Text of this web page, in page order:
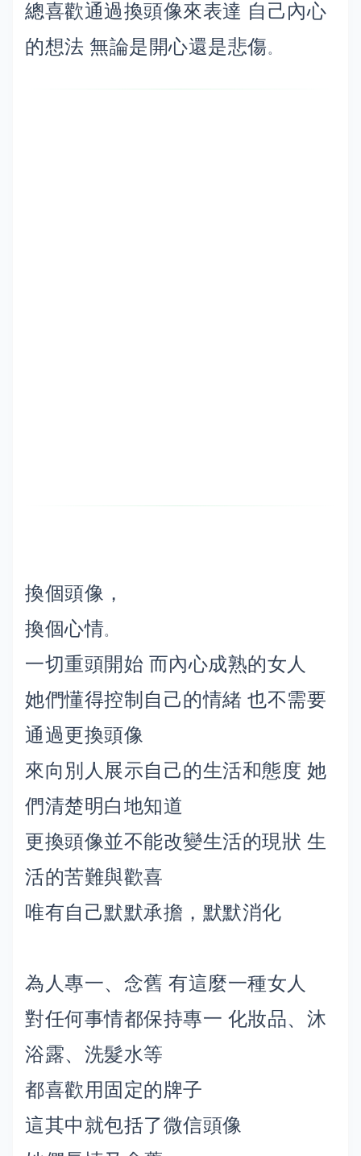
總喜歡通過換頭像來表達 自己內心
的想法 無論是開心還是悲傷。
換個頭像，
換個心情。
一切重頭開始 而內心成熟的女人
她們懂得控制自己的情緒 也不需要
通過更換頭像
來向別人展示自己的生活和態度 她
們清楚明白地知道
更換頭像並不能改變生活的現狀 生
活的苦難與歡喜
唯有自己默默承擔，默默消化
為人專一、念舊 有這麼一種女人
對任何事情都保持專一 化妝品、沐
浴露、洗髮水等
都喜歡用固定的牌子
這其中就包括了微信頭像